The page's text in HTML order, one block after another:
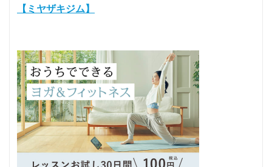
【ミヤザキジム】